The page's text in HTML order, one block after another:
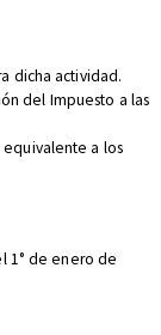
dicha actividad.
del Impuesto a las
equivalente a los
1° de enero de